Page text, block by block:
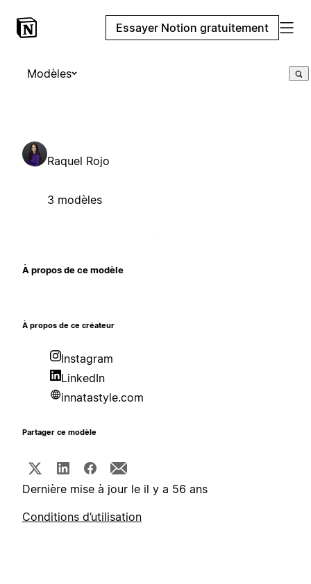
Essayer Notion gratuitement
Modèles
Raquel Rojo
3 modèles
À propos de ce modèle
À propos de ce créateur
Instagram
LinkedIn
innatastyle.com
Partager ce modèle
Dernière mise à jour le il y a 56 ans
Conditions d’utilisation